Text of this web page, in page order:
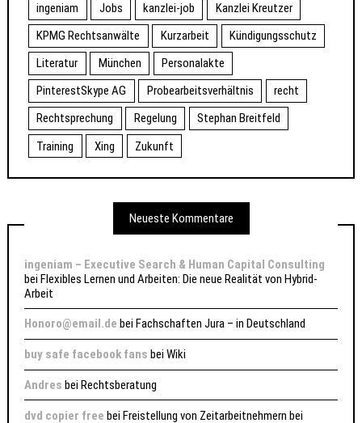
ingeniam
Jobs kanzlei-job
Kanzlei Kreutzer
KPMG Rechtsanwälte
Kurzarbeit
Kündigungsschutz
Literatur
München
Personalakte
PinterestSkype AG
Probearbeitsverhältnis
recht
Rechtsprechung
Regelung
Stephan Breitfeld
Training
Xing Zukunft
Neueste Kommentare
ingeniam – Executive Search & Human Capital Consulting
beiFlexibles Lernen und Arbeiten: Die neue Realität von Hybrid-
Arbeit
Honoro@email.de bei Fachschaften Jura – in Deutschland
buy safe facebook fans beiWiki
Andres beiRechtsberatung
dvd copier free beiFreistellung von Zeitarbeitnehmern bei